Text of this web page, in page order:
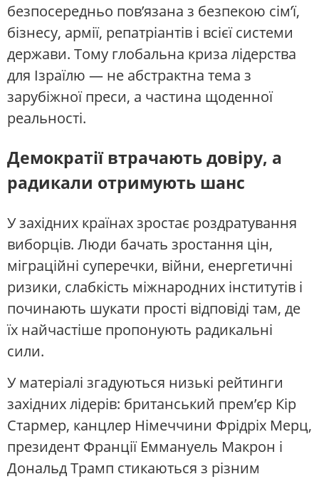
безпосередньо пов’язана з безпекою сім’ї,
бізнесу, армії, репатріантів і всієї системи
держави. Тому глобальна криза лідерства
для Ізраїлю — не абстрактна тема з
зарубіжної преси, а частина щоденної
реальності.
Демократії втрачають довіру, а
радикали отримують шанс
У західних країнах зростає роздратування
виборців. Люди бачать зростання цін,
міграційні суперечки, війни, енергетичні
ризики, слабкість міжнародних інститутів і
починають шукати прості відповіді там, де
їх найчастіше пропонують радикальні
сили.
У матеріалі згадуються низькі рейтинги
західних лідерів: британський прем’єр Кір
Стармер, канцлер Німеччини Фрідріх Мерц,
президент Франції Еммануель Макрон і
Дональд Трамп стикаються з різним